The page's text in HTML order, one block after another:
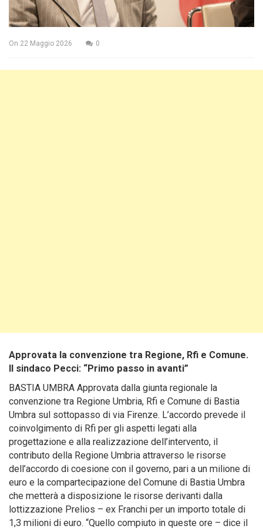
On 22 Maggio 2026 0
Approvata la convenzione tra Regione, Rfi e Comune.
Il sindaco Pecci: “Primo passo in avanti”
BASTIA UMBRA Approvata dalla giunta regionale la
convenzione tra Regione Umbria, Rfi e Comune di Bastia
Umbra sul sottopasso di via Firenze. L’accordo prevede il
coinvolgimento di Rfi per gli aspetti legati alla
progettazione e alla realizzazione dell’intervento, il
contributo della Regione Umbria attraverso le risorse
dell’accordo di coesione con il governo, pari a un milione di
euro e la compartecipazione del Comune di Bastia Umbra
che metterà a disposizione le risorse derivanti dalla
lottizzazione Prelios – ex Franchi per un importo totale di
1,3 milioni di euro. “Quello compiuto in queste ore – dice il